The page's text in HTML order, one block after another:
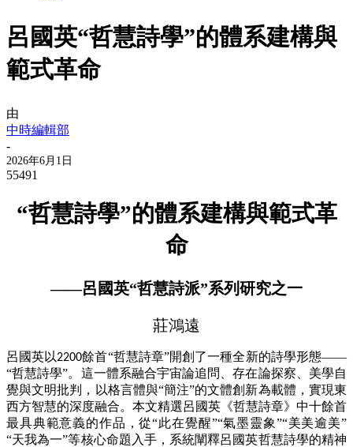
呂國英“哲慧詩學”的體系建構與
範式革命
由
中時編輯部
-
2026年6月1日
55491
“哲慧詩學”的體系建構與範式革
命
——呂國英“哲慧詩派”系列研究之一
莊鴻遠
呂國英以2200餘首“哲慧詩章”開創了一種全新的詩學形態——
“哲慧詩學”。這一體系融合宇宙論追問、存在論探察、美學自
覺與文明批判，以格言體與“簡注”的文體創新為載體，實現東
西方智慧的深度融合。本文精選呂國英《哲慧詩章》中十餘首
最具典範意義的作品，從“此在覺醒”“氣墨靈象”“美美逾美”
“天我為一”等核心命題入手，系統闡釋呂國英哲慧詩學的精神